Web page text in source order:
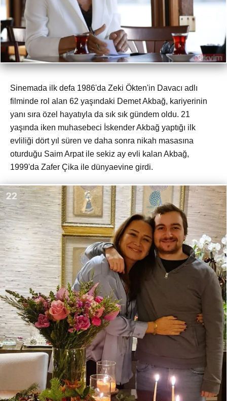
Sinemada ilk defa 1986'da Zeki Ökten'in Davacı adlı
filminde rol alan 62 yaşındaki Demet Akbağ, kariyerinin
yanı sıra özel hayatıyla da sık sık gündem oldu. 21
yaşında iken muhasebeci İskender Akbağ yaptığı ilk
evliliği dört yıl süren ve daha sonra nikah masasına
oturduğu Saim Arpat ile sekiz ay evli kalan Akbağ,
1999'da Zafer Çika ile dünyaevine girdi.